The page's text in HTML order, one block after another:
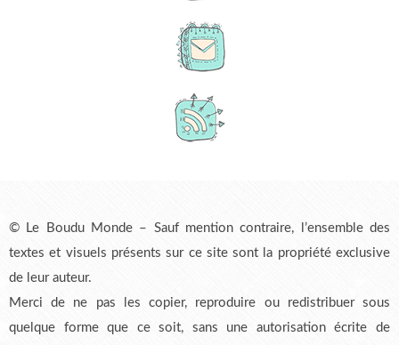
© Le Boudu Monde – Sauf mention contraire, l’ensemble des
textes et visuels présents sur ce site sont la propriété exclusive
de leur auteur.
Merci de ne pas les copier, reproduire ou redistribuer sous
quelque forme que ce soit, sans une autorisation écrite de